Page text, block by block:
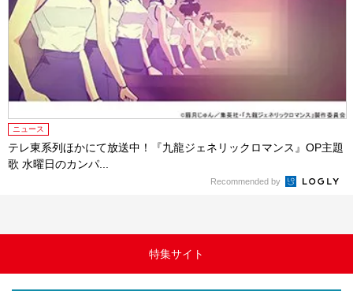
ニュース
テレ東系列ほかにて放送中！『九龍ジェネリックロマンス』OP主題
歌 水曜日のカンパ...
Recommended by
特集サイト